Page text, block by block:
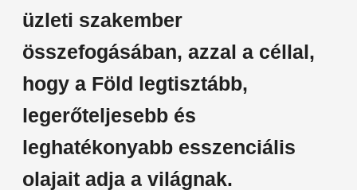
üzleti szakember
összefogásában, azzal a céllal,
hogy a Föld legtisztább,
legerőteljesebb és
leghatékonyabb esszenciális
olajait adja a világnak.